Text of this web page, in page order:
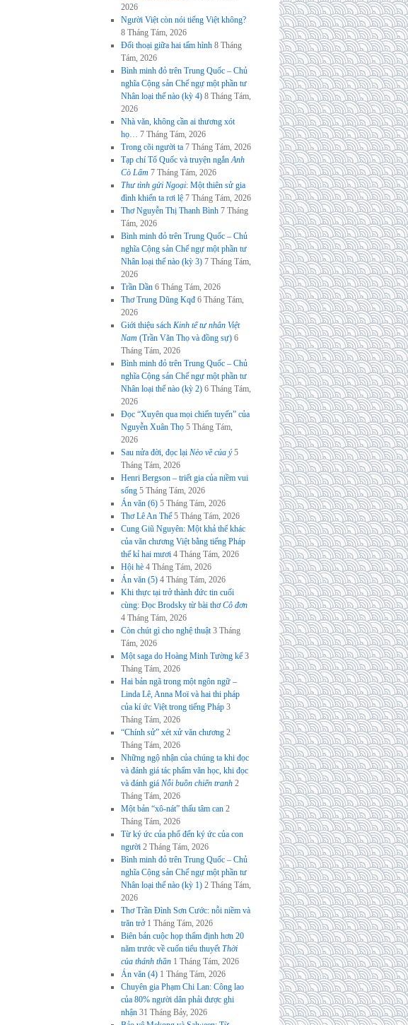
2026
Người Việt còn nói tiếng Việt không?
8 Tháng Tám, 2026
Đối thoại giữa hai tấm hình 8 Tháng
Tám, 2026
Bình minh đỏ trên Trung Quốc – Chủ
nghĩa Cộng sản Chế ngự một phần tư
Nhân loại thế nào (kỳ 4) 8 Tháng Tám,
2026
Nhà văn, không cần ai thương xót
họ… 7 Tháng Tám, 2026
Trong cõi người ta 7 Tháng Tám, 2026
Tạp chí Tổ Quốc và truyện ngắnAnh
Cò Lấm 7 Tháng Tám, 2026
Thư tình gửi Ngoại: Một thiên sử gia
đình khiến ta rơi lệ 7 Tháng Tám, 2026
Thơ Nguyễn Thị Thanh Bình 7 Tháng
Tám, 2026
Bình minh đỏ trên Trung Quốc – Chủ
nghĩa Cộng sản Chế ngự một phần tư
Nhân loại thế nào (kỳ 3) 7 Tháng Tám,
2026
Trần Dần 6 Tháng Tám, 2026
Thơ Trung Dũng Kqđ 6 Tháng Tám,
2026
Giới thiệu sách Kinh tế tư nhân Việt
Nam (Trần Văn Thọ và đồng sự) 6
Tháng Tám, 2026
Bình minh đỏ trên Trung Quốc – Chủ
nghĩa Cộng sản Chế ngự một phần tư
Nhân loại thế nào (kỳ 2) 6 Tháng Tám,
2026
Đọc “Xuyên qua mọi chiến tuyến” của
Nguyễn Xuân Thọ 5 Tháng Tám,
2026
Sau nửa đời, đọc lại Nẻo về của ý 5
Tháng Tám, 2026
Henri Bergson – triết gia của niềm vui
sống 5 Tháng Tám, 2026
Án văn (6) 5 Tháng Tám, 2026
Thơ Lê An Thế 5 Tháng Tám, 2026
Cung Giũ Nguyên: Một khả thể khác
của văn chương Việt bằng tiếng Pháp
thế kỉ hai mươi 4 Tháng Tám, 2026
Hội hè 4 Tháng Tám, 2026
Án văn (5) 4 Tháng Tám, 2026
Khi thực tại trở thành đức tin cuối
cùng: Đọc Brodsky từ bài thơCô đơn
4 Tháng Tám, 2026
Còn chút gì cho nghệ thuật 3 Tháng
Tám, 2026
Một saga do Hoàng Minh Tường kể 3
Tháng Tám, 2026
Hai bản ngã trong một ngôn ngữ –
Linda Lê, Anna Moï và hai thi pháp
của kí ức Việt trong tiếng Pháp 3
Tháng Tám, 2026
“Chính sử” xét xử văn chương 2
Tháng Tám, 2026
Những ngộ nhận của chúng ta khi đọc
và đánh giá tác phẩm văn học, khi đọc
và đánh giá Nỗi buồn chiến tranh 2
Tháng Tám, 2026
Một bản “xô-nát” thấu tâm can 2
Tháng Tám, 2026
Từ ký ức của phố đến ký ức của con
người 2 Tháng Tám, 2026
Bình minh đỏ trên Trung Quốc – Chủ
nghĩa Cộng sản Chế ngự một phần tư
Nhân loại thế nào (kỳ 1) 2 Tháng Tám,
2026
Thơ Trần Đình Sơn Cước: nỗi niềm và
trăn trở 1 Tháng Tám, 2026
Biên bản cuộc họp thẩm định hơn 20
năm trước về cuốn tiểu thuyếtThời
của thánh thần 1 Tháng Tám, 2026
Án văn (4) 1 Tháng Tám, 2026
Chuyên gia Phạm Chi Lan: Công lao
của 80% người dân phải được ghi
nhận 31 Tháng Bảy, 2026